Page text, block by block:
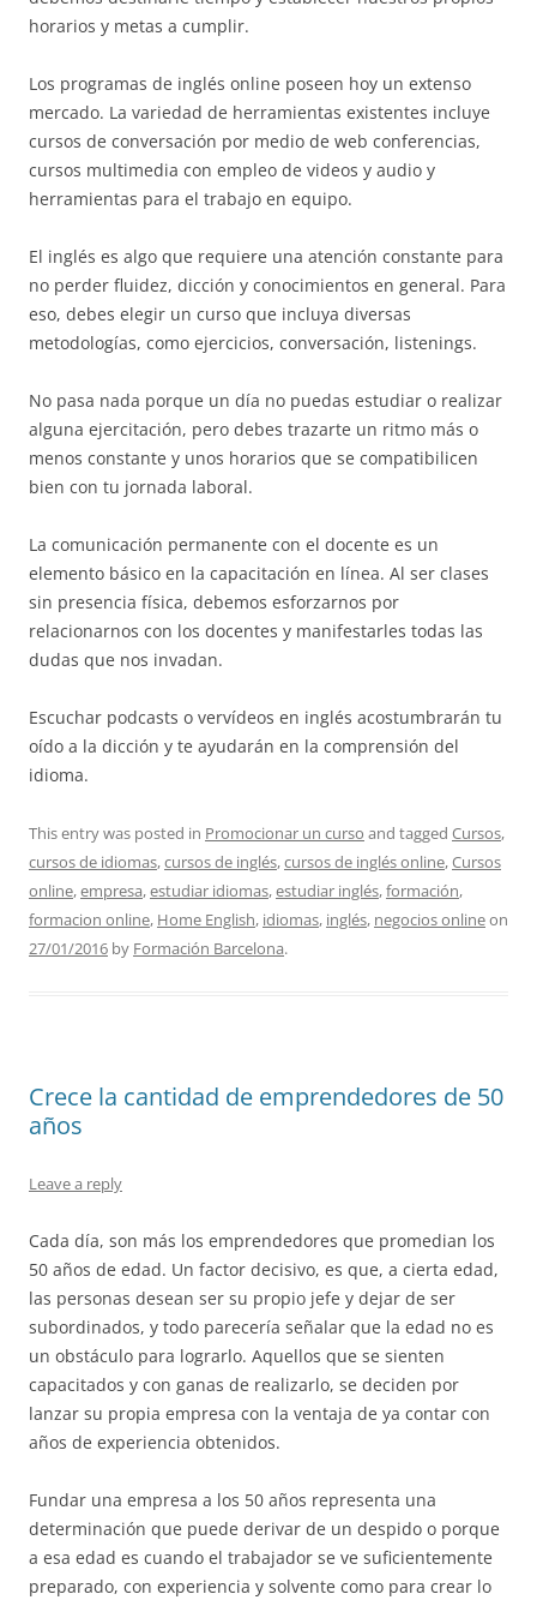
horarios y metas a cumplir.
Los programas de inglés online poseen hoy un extenso
mercado. La variedad de herramientas existentes incluye
cursos de conversación por medio de web conferencias,
cursos multimedia con empleo de videos y audio y
herramientas para el trabajo en equipo.
El inglés es algo que requiere una atención constante para
no perder fluidez, dicción y conocimientos en general. Para
eso, debes elegir un curso que incluya diversas
metodologías, como ejercicios, conversación, listenings.
No pasa nada porque un día no puedas estudiar o realizar
alguna ejercitación, pero debes trazarte un ritmo más o
menos constante y unos horarios que se compatibilicen
bien con tu jornada laboral.
La comunicación permanente con el docente es un
elemento básico en la capacitación en línea. Al ser clases
sin presencia física, debemos esforzarnos por
relacionarnos con los docentes y manifestarles todas las
dudas que nos invadan.
Escuchar podcasts o vervídeos en inglés acostumbrarán tu
oído a la dicción y te ayudarán en la comprensión del
idioma.
This entry was posted in Promocionar un curso and tagged Cursos,
cursos de idiomas,cursos de inglés,cursos de inglés online,Cursos
online,empresa,estudiar idiomas,estudiar inglés,formación,
formacion online, Home English, idiomas, inglés, negocios onlineon
27/01/2016 by Formación Barcelona.
Crece la cantidad de emprendedores de 50
años
Leave a reply
Cada día, son más los emprendedores que promedian los
50 años de edad. Un factor decisivo, es que, a cierta edad,
las personas desean ser su propio jefe y dejar de ser
subordinados, y todo parecería señalar que la edad no es
un obstáculo para lograrlo. Aquellos que se sienten
capacitados y con ganas de realizarlo, se deciden por
lanzar su propia empresa con la ventaja de ya contar con
años de experiencia obtenidos.
Fundar una empresa a los 50 años representa una
determinación que puede derivar de un despido o porque
a esa edad es cuando el trabajador se ve suficientemente
preparado, con experiencia y solvente como para crear lo